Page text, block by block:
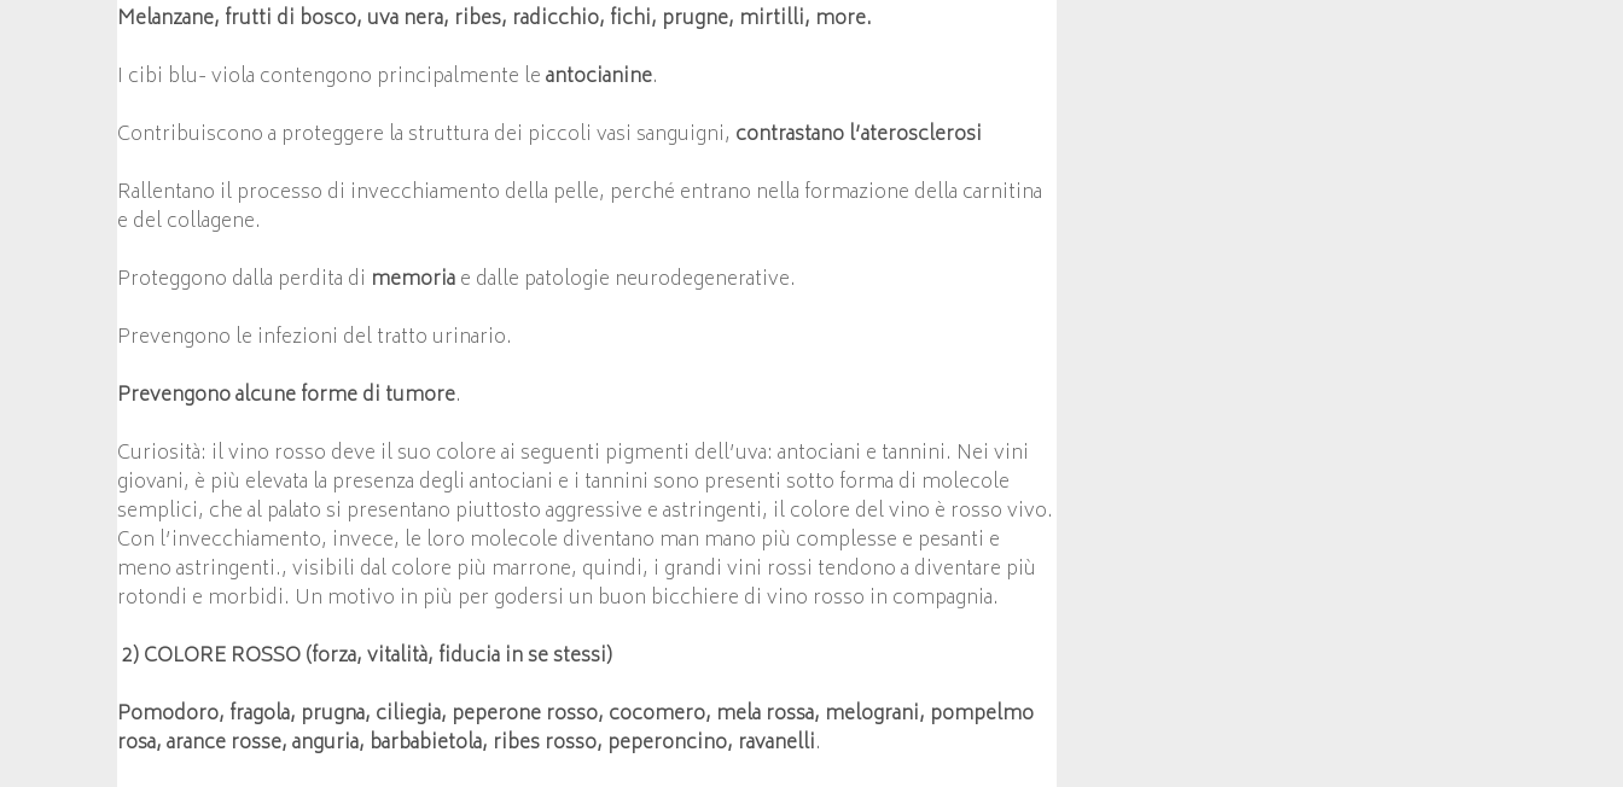
Melanzane, frutti di bosco, uva nera, ribes, radicchio, fichi, prugne, mirtilli, more.
I cibi blu- viola contengono principalmente leantocianine.
Contribuiscono a proteggere la struttura dei piccoli vasi sanguigni, contrastano l’aterosclerosi
Rallentano il processo di invecchiamento della pelle, perché entrano nella formazione della carnitina
e del collagene.
Proteggono dalla perdita di memoriae dalle patologie neurodegenerative.
Prevengono le infezioni del tratto urinario.
Prevengono alcune forme di tumore.
Curiosità: il vino rosso deve il suo colore ai seguenti pigmenti dell’uva: antociani e tannini. Nei vini
giovani, è più elevata la presenza degli antociani e i tannini sono presenti sotto forma di molecole
semplici, che al palato si presentano piuttosto aggressive e astringenti, il colore del vino è rosso vivo.
Con l’invecchiamento, invece, le loro molecole diventano man mano più complesse e pesanti e
meno astringenti., visibili dal colore più marrone, quindi, i grandi vini rossi tendono a diventare più
rotondi e morbidi. Un motivo in più per godersi un buon bicchiere di vino rosso in compagnia.
2) COLORE ROSSO (forza, vitalità, fiducia in se stessi)
Pomodoro, fragola, prugna, ciliegia, peperone rosso, cocomero, mela rossa, melograni, pompelmo
rosa, arance rosse, anguria, barbabietola, ribes rosso, peperoncino, ravanelli.